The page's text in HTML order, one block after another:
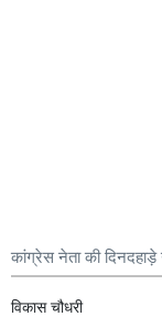
कांग्रेस नेता की दिनदहाड़े
विकास चौधरी